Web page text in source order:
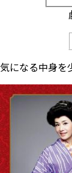
気になる中身を